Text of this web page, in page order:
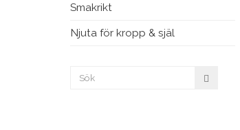
Smakrikt
Njuta för kropp & själ